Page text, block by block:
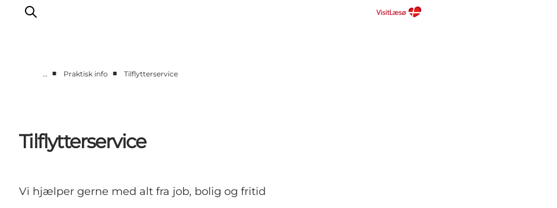
Oplevelser
Overnatning
Praktisk info
Åbningstider
… ■ Praktisk info ■ Tilflytterservice
Tilflytterservice
Vi hjælper gerne med alt fra job, bolig og fritid